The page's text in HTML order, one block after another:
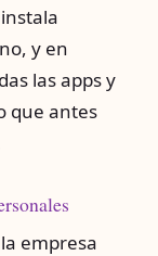
y en
las apps y
que antes
empresa